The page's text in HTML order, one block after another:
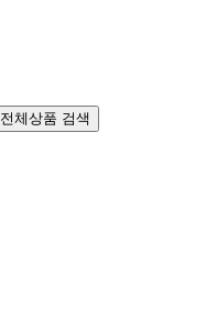
전체상품 검색